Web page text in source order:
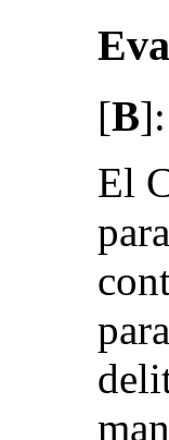
[B
El